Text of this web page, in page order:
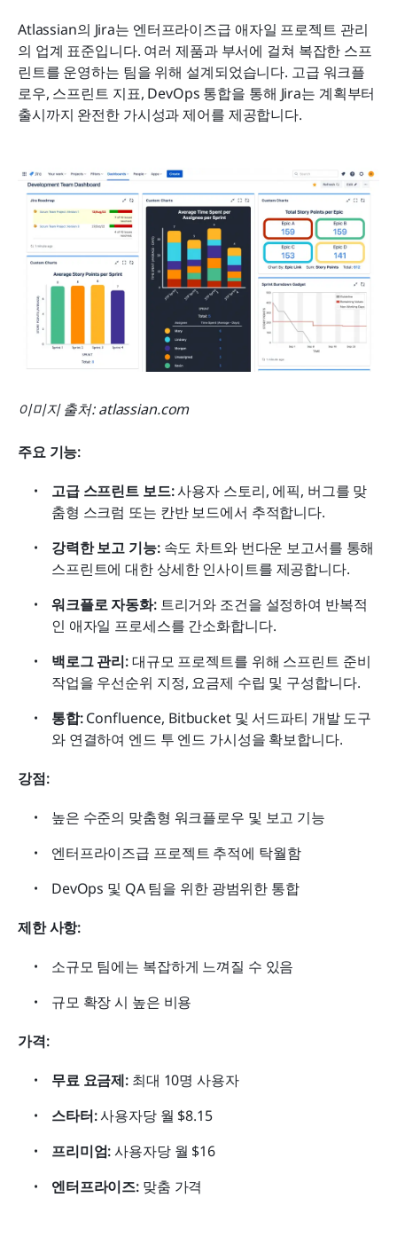
Atlassian의 Jira는 엔터프라이즈급 애자일 프로젝트 관리
의 업계 표준입니다. 여러 제품과 부서에 걸쳐 복잡한 스프
린트를 운영하는 팀을 위해 설계되었습니다. 고급 워크플
로우, 스프린트 지표, DevOps 통합을 통해 Jira는 계획부터
출시까지 완전한 가시성과 제어를 제공합니다.
이미지 출처: atlassian.com
주요 기능:
고급 스프린트 보드: 사용자 스토리, 에픽, 버그를 맞
춤형 스크럼 또는 칸반 보드에서 추적합니다.
강력한 보고 기능: 속도 차트와 번다운 보고서를 통해
스프린트에 대한 상세한 인사이트를 제공합니다.
워크플로 자동화: 트리거와 조건을 설정하여 반복적
인 애자일 프로세스를 간소화합니다.
백로그 관리: 대규모 프로젝트를 위해 스프린트 준비
작업을 우선순위 지정, 요금제 수립 및 구성합니다.
통합: Confluence, Bitbucket 및 서드파티 개발 도구
와 연결하여 엔드 투 엔드 가시성을 확보합니다.
강점:
높은 수준의 맞춤형 워크플로우 및 보고 기능
엔터프라이즈급 프로젝트 추적에 탁월함
DevOps 및 QA 팀을 위한 광범위한 통합
제한 사항:
소규모 팀에는 복잡하게 느껴질 수 있음
규모 확장 시 높은 비용
가격:
무료 요금제: 최대 10명 사용자
스타터: 사용자당 월 $8.15
프리미엄: 사용자당 월 $16
엔터프라이즈: 맞춤 가격